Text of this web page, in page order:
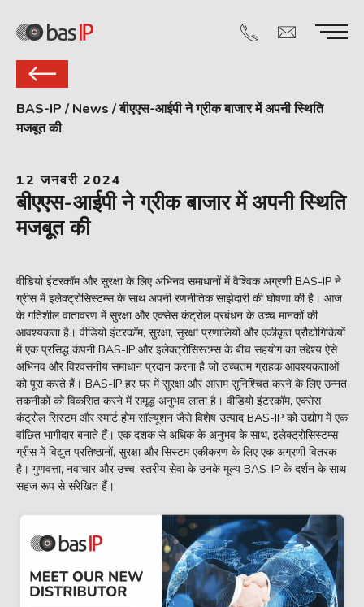
BAS-IP / News /बीएएस-आईपी ने ग्रीक बाजार में अपनी स्थिति
मजबूत की
12 जनवरी 2024
बीएएस-आईपी ने ग्रीक बाजार में अपनी स्थिति
मजबूत की
वीडियो इंटरकॉम और सुरक्षा के लिए अभिनव समाधानों में वैश्विक अग्रणी BAS-IP ने
ग्रीस में इलेक्ट्रोसिस्टम्स के साथ अपनी रणनीतिक साझेदारी की घोषणा की है। आज
के गतिशील वातावरण में सुरक्षा और एक्सेस कंट्रोल प्रबंधन के उच्च मानकों की
आवश्यकता है। वीडियो इंटरकॉम, सुरक्षा, सुरक्षा प्रणालियों और एकीकृत प्रौद्योगिकियों
में एक प्रसिद्ध कंपनी BAS-IP और इलेक्ट्रोसिस्टम्स के बीच सहयोग का उद्देश्य ऐसे
अभिनव और विश्वसनीय समाधान प्रदान करना है जो उच्चतम ग्राहक आवश्यकताओं
को पूरा करते हैं। BAS-IP हर घर में सुरक्षा और आराम सुनिश्चित करने के लिए उन्नत
तकनीकों को विकसित करने में समृद्ध अनुभव लाता है। वीडियो इंटरकॉम, एक्सेस
कंट्रोल सिस्टम और स्मार्ट होम सॉल्यूशन जैसे विशेष उत्पाद BAS-IP को उद्योग में एक
वांछित भागीदार बनाते हैं। एक दशक से अधिक के अनुभव के साथ, इलेक्ट्रोसिस्टम्स
ग्रीस में विद्युत प्रतिष्ठानों, सुरक्षा और सिस्टम एकीकरण के लिए एक अग्रणी वितरक
है। गुणवत्ता, नवाचार और उच्च-स्तरीय सेवा के उनके मूल्य BAS-IP के दर्शन के साथ
सहज रूप से संरेखित हैं।